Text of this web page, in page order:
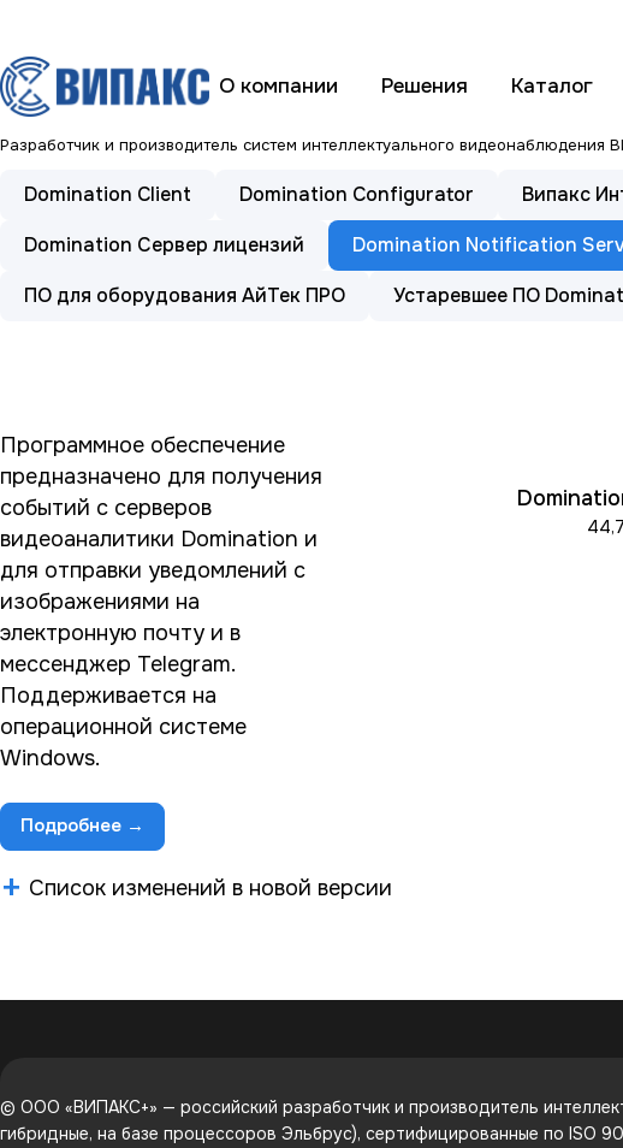
О компании Решения Каталог
Разработчик и производитель систем интеллектуального видеонаблюдения
Domination Client Domination Configurator Випакс
Domination Сервер лицензий
Domination Notification
ПО для оборудования АйТек ПРО
Устаревшее ПО
Программное обеспечение
предназначено для получения
событий с серверов
видеоаналитики Domination и
для отправки уведомлений с
изображениями на
электронную почту и в
мессенджер Telegram.
Поддерживается на
операционной системе
Windows.
Подробнее →
Список изменений в новой версии
© ООО «ВИПАКС+» — российский разработчик и производитель
гибридные, на базе процессоров Эльбрус), сертифицированные по